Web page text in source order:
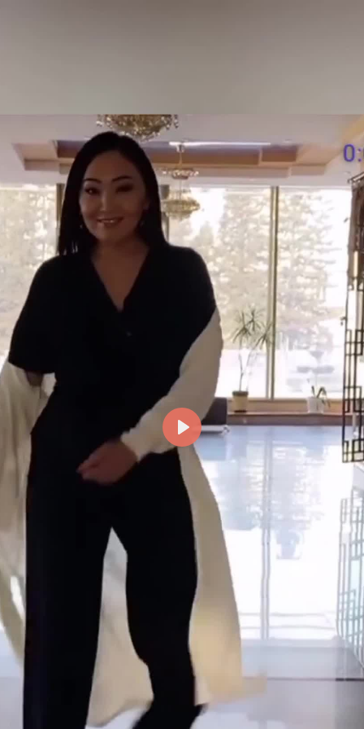
Reproducir